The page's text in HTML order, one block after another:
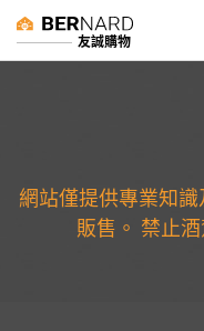
友誠購物
網站僅提供專業知
販售。 禁止